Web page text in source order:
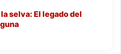
selva: El legado del